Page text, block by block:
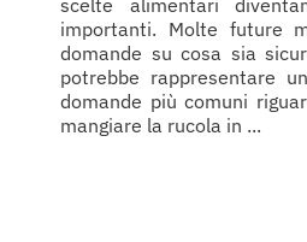
scelte alimentari
importanti. Molte future
domande su cosa sia
potrebbe rappresentare
domande più comuni
mangiare la rucola in ...